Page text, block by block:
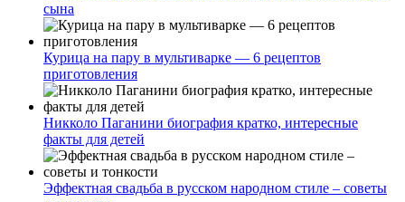
сына
Курица на пару в мультиварке — 6 рецептов
приготовления
Никколо Паганини биография кратко, интересные
факты для детей
Эффектная свадьба в русском народном стиле – советы